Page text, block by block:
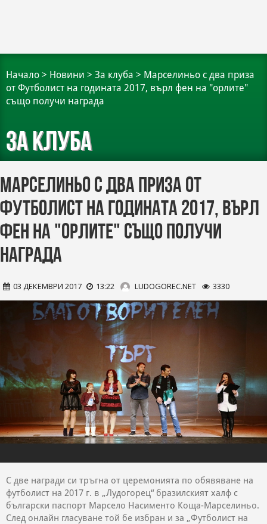
Начало > Новини > За клуба > Марселиньо с два приза
от Футболист на годината 2017, върл фен на "орлите"
също получи награда
За клуба
Марселиньо с два приза от
Футболист на годината 2017, върл
фен на "орлите" също получи
награда
03 ДЕКЕМВРИ 2017 13:22 LUDOGOREC.NET 3330
С две награди си тръгна от церемонията по обявяване на
футболист на 2017 г. в „Лудогорец“ бразилският халф с
български паспорт Марсело Насименто Коща-Марселиньо.
След онлайн гласуване той бе избран и за „Футболист на